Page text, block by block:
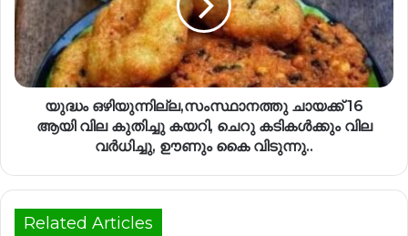
യുദ്ധം ഒഴിയുന്നില്ല,സംസ്ഥാനത്തു ചായക്ക് 16
ആയി വില കുതിച്ചു കയറി, ചെറു കടികൾക്കും വില
വർധിച്ചു, ഊണും കൈ വിടുന്നു..
Related Articles